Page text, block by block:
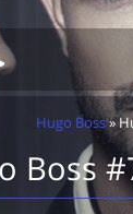
Hugo Boss»
Boss